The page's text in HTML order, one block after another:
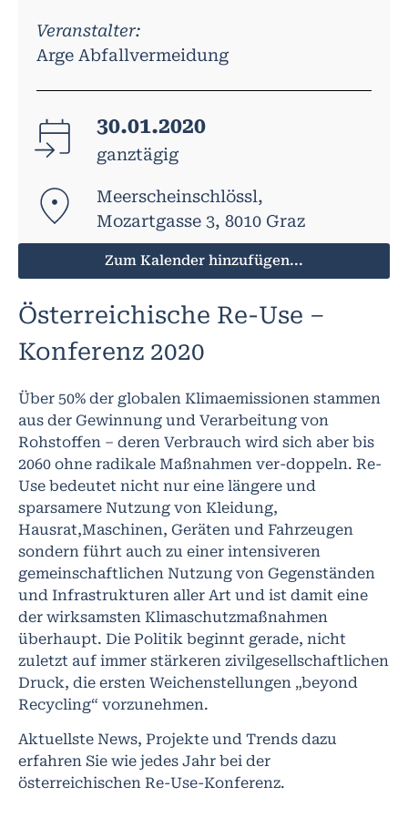
Veranstalter:
Arge Abfallvermeidung
30.01.2020
ganztägig
Meerscheinschlössl,
Mozartgasse 3, 8010 Graz
Zum Kalender hinzufügen...
Österreichische Re-Use –
Konferenz 2020
Über 50% der globalen Klimaemissionen stammen
aus der Gewinnung und Verarbeitung von
Rohstoffen – deren Verbrauch wird sich aber bis
2060 ohne radikale Maßnahmen ver-doppeln. Re-
Use bedeutet nicht nur eine längere und
sparsamere Nutzung von Kleidung,
Hausrat,Maschinen, Geräten und Fahrzeugen
sondern führt auch zu einer intensiveren
gemeinschaftlichen Nutzung von Gegenständen
und Infrastrukturen aller Art und ist damit eine
der wirksamsten Klimaschutzmaßnahmen
überhaupt. Die Politik beginnt gerade, nicht
zuletzt auf immer stärkeren zivilgesellschaftlichen
Druck, die ersten Weichenstellungen „beyond
Recycling“ vorzunehmen.
Aktuellste News, Projekte und Trends dazu
erfahren Sie wie jedes Jahr bei der
österreichischen Re-Use-Konferenz.